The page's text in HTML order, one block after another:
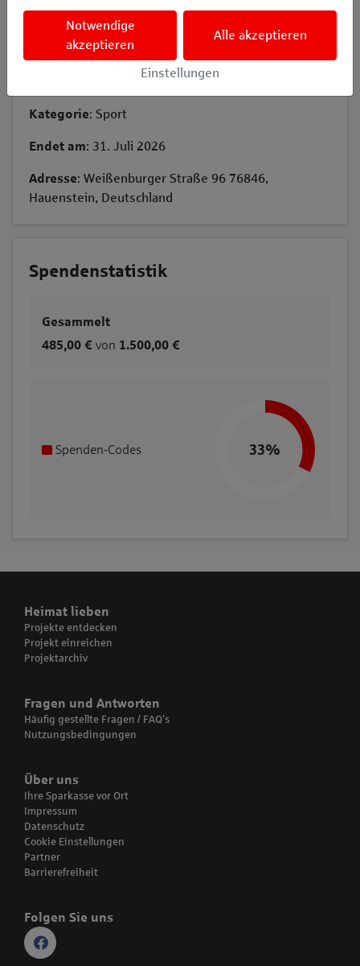
Notwendige
akzeptieren
Alle akzeptieren
Einstellungen
Spendenstatistik
Gesammelt
485,00 € von 1.500,00 €
Spenden-Codes 33%
Das Projekt ist bereits beendet.
Kategorie: Sport
Endet am: 31. Juli 2026
Adresse: Weißenburger Straße 96 76846,
Hauenstein, Deutschland
Heimat lieben
Projekte entdecken
Projekt einreichen
Projektarchiv
Fragen und Antworten
Häufig gestellte Fragen / FAQ’s
Nutzungsbedingungen
Über uns
Ihre Sparkasse vor Ort
Impressum
Datenschutz
Cookie Einstellungen
Partner
Barrierefreiheit
Folgen Sie uns